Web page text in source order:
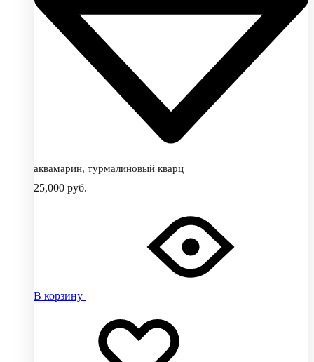
аквамарин, турмалиновый кварц
25,000 руб.
В корзину